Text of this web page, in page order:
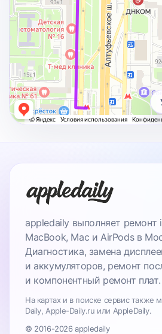
appledaily выполняет ремонт
MacBook, Mac и AirPods в
Диагностика, замена
и аккумуляторов, ремонт
и компонентный ремонт плат.
На картах и в поиске сервис также
Daily, Apple-Daily.ru или AppleDaily.
© 2016-2026 appledaily